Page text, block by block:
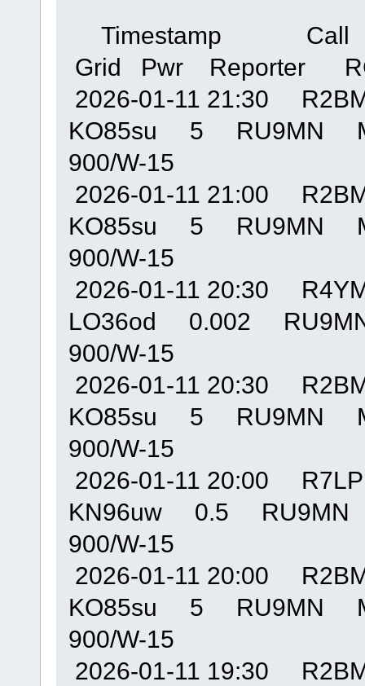
Timestamp
Grid Pwr
2026-01-11 21:30
KO85su 5 RU9MN
900/W-15
2026-01-11 21:00
KO85su 5 RU9MN
900/W-15
2026-01-11 20:30
LO36od 0.002
900/W-15
2026-01-11 20:30
KO85su 5 RU9MN
900/W-15
2026-01-11 20:00
KN96uw 0.5
900/W-15
2026-01-11 20:00
KO85su 5 RU9MN
900/W-15
2026-01-11 19:30